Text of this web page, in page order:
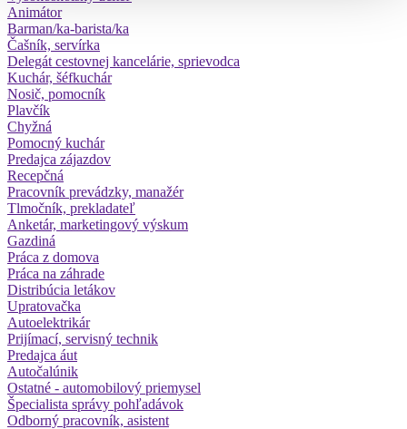
Animátor
Barman/ka-barista/ka
Čašník, servírka
Delegát cestovnej kancelárie, sprievodca
Kuchár, šéfkuchár
Nosič, pomocník
Plavčík
Chyžná
Pomocný kuchár
Predajca zájazdov
Recepčná
Pracovník prevádzky, manažér
Tlmočník, prekladateľ
Anketár, marketingový výskum
Gazdiná
Práca z domova
Práca na záhrade
Distribúcia letákov
Upratovačka
Autoelektrikár
Prijímací, servisný technik
Predajca áut
Autočalúnik
Ostatné - automobilový priemysel
Špecialista správy pohľadávok
Odborný pracovník, asistent